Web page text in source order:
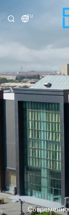
RU
УНИВЕРСИТЕТ
ПРОГРАММЫ
ПРИЁМ
ИССЛЕДОВАНИЕ
НОВОСТИ
ОЛИМПИАДА